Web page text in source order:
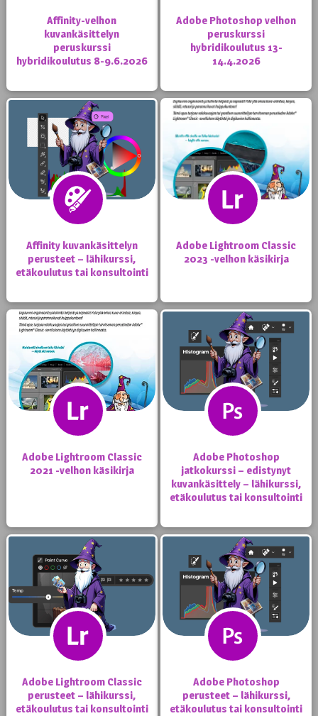
Affinity-velhon
kuvankäsittelyn
peruskurssi
hybridikoulutus 8-9.6.2026
Adobe Photoshop velhon
peruskurssi
hybridikoulutus 13-
14.4.2026
Affinity kuvankäsittelyn
perusteet – lähikurssi,
etäkoulutus tai konsultointi
Adobe Lightroom Classic
2023 -velhon käsikirja
Adobe Lightroom Classic
2021 -velhon käsikirja
Adobe Photoshop
jatkokurssi – edistynyt
kuvankäsittely – lähikurssi,
etäkoulutus tai konsultointi
Adobe Lightroom Classic
perusteet – lähikurssi,
etäkoulutus tai konsultointi
Adobe Photoshop
perusteet – lähikurssi,
etäkoulutus tai konsultointi